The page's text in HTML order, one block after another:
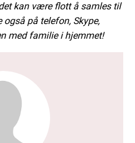
kan være flott å samles til
på telefon, Skype,
med familie i hjemmet!